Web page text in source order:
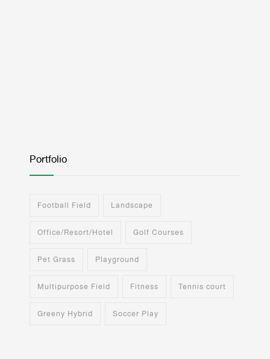
Portfolio
Football Field Landscape
Office/Resort/Hotel Golf Courses
Pet Grass Playground
Multipurpose Field Fitness Tennis court
Greeny Hybrid Soccer Play